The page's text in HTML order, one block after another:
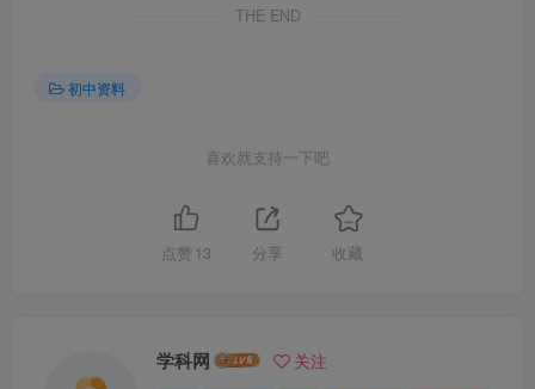
THE END
初中资料
喜欢就支持一下吧
点赞 13 分享 收藏
学科网 关注